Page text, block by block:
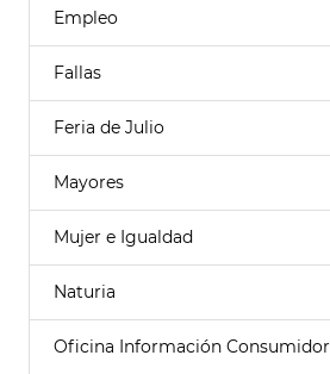
Empleo
Fallas
Feria de Julio
Mayores
Mujer e Igualdad
Naturia
Oficina Información Consumidor